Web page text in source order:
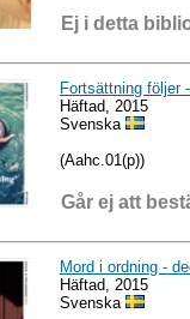
Ej i detta
Fortsättning följer
Häftad, 2015
Svenska
(Aahc.01(p))
Går ej att
Mord i ordning -
Häftad, 2015
Svenska